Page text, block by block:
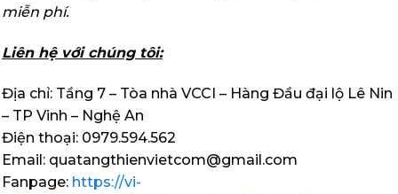
miễn phí.
Liên hệ với chúng tôi:
Địa chỉ: Tầng 7 – Tòa nhà VCCI – Hàng Đầu đại lộ Lê Nin
– TP Vinh – Nghệ An
Điện thoại: 0979.594.562
Email: quatangthienvietcom@gmail.com
Fanpage: https://vi-